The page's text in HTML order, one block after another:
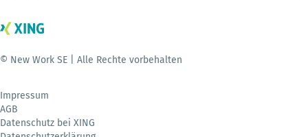
© New Work SE | Alle Rechte vorbehalten
Impressum
AGB
Datenschutz bei XING